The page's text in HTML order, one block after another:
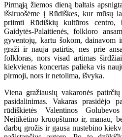
Pirmąją žiemos dieną baltais
išsiruošėme į Rūdiškes, kur mūsų
priimti Rūdiškių kultūros centro,
Gaidytės-Palaitienės, folkloro
gyventojų, kartu šokom, dainavom
graži ir nauja patirtis, nes prie
folkloras, nors visad artimas
kiekvienas koncertas palieka vis
pirmoji, nors ir netolima, išvyka.
Viena gražiausių vakaronės
pasidalinimas. Vakaras prasidėjo
rūdiškietės Valentinos
Neįtikėtino kruopštumo ir, manau,
darbų grožis ir gausa nustebino